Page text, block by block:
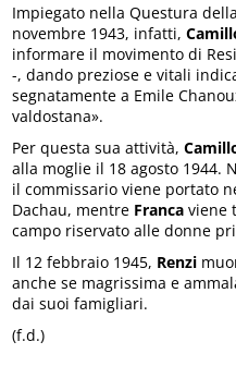
Impiegato nella Questura
novembre 1943, infatti,
informare il movimento di
-, dando preziose e vitali
segnatamente a Emile
valdostana».
Per questa sua attività,
alla moglie il 18 agosto 1944.
il commissario viene portato
Dachau, mentre Franca viene
campo riservato alle donne
Il 12 febbraio 1945, Renzi
anche se magrissima e
dai suoi famigliari.
(f.d.)